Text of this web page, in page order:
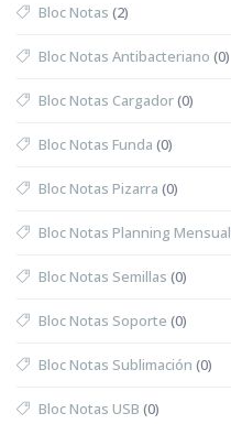
Bloc Notas (2)
Bloc Notas Antibacteriano (0)
Bloc Notas Cargador(0)
Bloc Notas Funda (0)
Bloc Notas Pizarra (0)
Bloc Notas Planning Mensual
Bloc Notas Semillas (0)
Bloc Notas Soporte (0)
Bloc Notas Sublimación (0)
Bloc Notas USB (0)